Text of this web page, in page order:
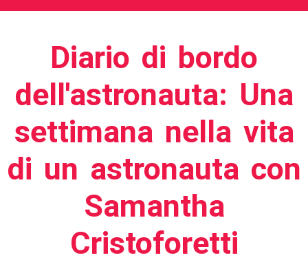
Diario di bordo
dell'astronauta: Una
settimana nella vita
di un astronauta con
Samantha
Cristoforetti